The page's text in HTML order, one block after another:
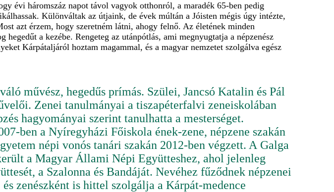
évi háromszáz napot távol vagyok otthonról, a maradék 65-ben pedig
Különváltak az útjaink, de évek múltán a Jóisten mégis úgy intézte,
azt érzem, hogy szeretném látni, ahogy felnő. Az életének minden
a kezébe. Rengeteg az utánpótlás, ami megnyugtatja a népzenész
Kárpátaljáról hoztam magammal, és a magyar nemzetet szolgálva egész
művész, hegedűs prímás. Szülei, Jancsó Katalin és Pál
Zenei tanulmányai a tiszapéterfalvi zeneiskolában
hagyományai szerint tanulhatta a mesterséget.
ben a Nyíregyházi Főiskola ének-zene, népzene szakán
népi vonós tanári szakán 2012-ben végzett. A Galga
a Magyar Állami Népi Együtteshez, ahol jelenleg
a Szalonna és Bandáját. Nevéhez fűződnek népzenei
zenészként is hittel szolgálja a Kárpát-medence